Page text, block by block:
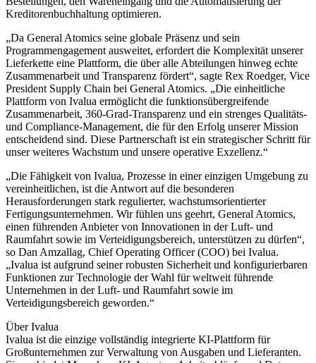
Kreditorenbuchhaltung optimieren.
„Da General Atomics seine globale Präsenz und sein
Programmengagement ausweitet, erfordert die Komplexität unserer
Lieferkette eine Plattform, die über alle Abteilungen hinweg echte
Zusammenarbeit und Transparenz fördert“, sagte Rex Roedger, Vice
President Supply Chain bei General Atomics. „Die einheitliche
Plattform von Ivalua ermöglicht die funktionsübergreifende
Zusammenarbeit, 360-Grad-Transparenz und ein strenges Qualitäts-
und Compliance-Management, die für den Erfolg unserer Mission
entscheidend sind. Diese Partnerschaft ist ein strategischer Schritt für
unser weiteres Wachstum und unsere operative Exzellenz.“
„Die Fähigkeit von Ivalua, Prozesse in einer einzigen Umgebung zu
vereinheitlichen, ist die Antwort auf die besonderen
Herausforderungen stark regulierter, wachstumsorientierter
Fertigungsunternehmen. Wir fühlen uns geehrt, General Atomics,
einen führenden Anbieter von Innovationen in der Luft- und
Raumfahrt sowie im Verteidigungsbereich, unterstützen zu dürfen“,
so Dan Amzallag, Chief Operating Officer (COO) bei Ivalua.
„Ivalua ist aufgrund seiner robusten Sicherheit und konfigurierbaren
Funktionen zur Technologie der Wahl für weltweit führende
Unternehmen in der Luft- und Raumfahrt sowie im
Verteidigungsbereich geworden.“
Über Ivalua
Ivalua ist die einzige vollständig integrierte KI-Plattform für
Großunternehmen zur Verwaltung von Ausgaben und Lieferanten.